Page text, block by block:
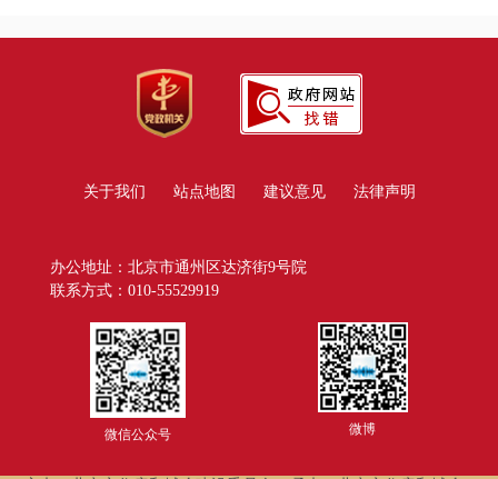
关于我们 站点地图 建议意见 法律声明
办公地址：北京市通州区达济街9号院
联系方式：010-55529919
微信公众号 微博